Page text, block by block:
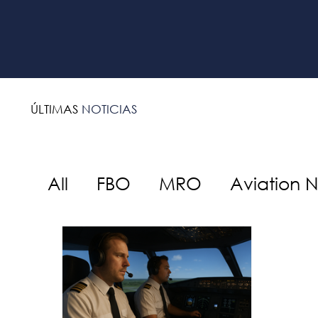
ÚLTIMAS NOTICIAS
All FBO MRO Aviation